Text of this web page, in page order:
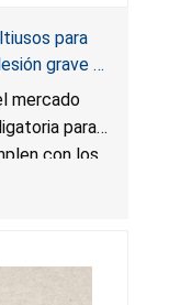
para
grave o
la
mercado
para
con los
un riesgo
la